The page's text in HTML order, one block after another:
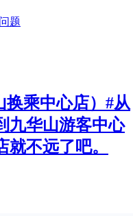
题
换乘中心店）#从
九华山游客中心
不远了吧。